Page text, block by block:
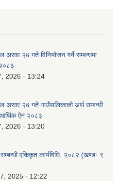
२७ गते विनियोजन गर्ने सम्बन्धमा
2026 - 13:24
२७ गते गाउँपालिकाको अर्थ सम्बन्धी
आर्थिक ऐन २०८३
2026 - 13:20
एकिकृत कार्यविधि, २०८२ (खण्डः ९
2025 - 12:22